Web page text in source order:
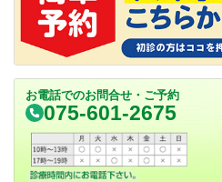
お電話でのお問合せ・ご予約
075-601-2675